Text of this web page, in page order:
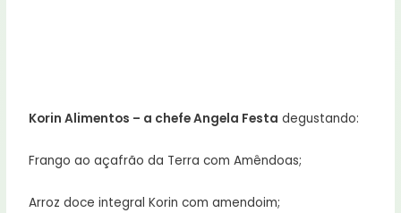
Korin Alimentos – a chefe Angela Festa degustando:
Frango ao açafrão da Terra com Amêndoas;
Arroz doce integral Korin com amendoim;